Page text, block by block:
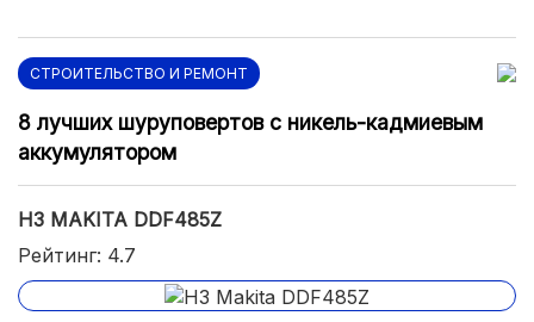
СТРОИТЕЛЬСТВО И РЕМОНТ
8 лучших шуруповертов с никель-кадмиевым
аккумулятором
Н3 MAKITA DDF485Z
Рейтинг: 4.7